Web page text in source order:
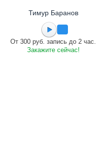
Тимур Баранов
От 300 руб. запись до 2 час.
Закажите сейчас!